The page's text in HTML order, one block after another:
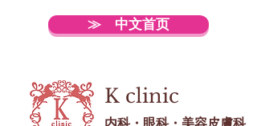
≫ 中文首页
K clinic
内科・眼科・美容皮膚科